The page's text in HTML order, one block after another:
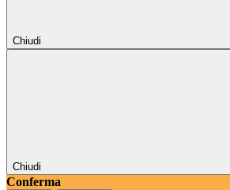
Chiudi
Chiudi
Conferma